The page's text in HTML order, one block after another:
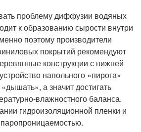
проблему диффузии водяных
к образованию сырости внутри
поэтому производители
покрытий рекомендуют
конструкции с нижней
напольного «пирога»
а значит достигать
влажностного баланса.
гидроизоляционной пленки и